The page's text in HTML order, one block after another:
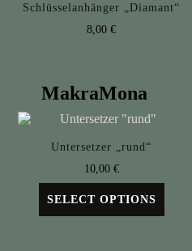
Schlüsselanhänger „Diamant“
8,00€
Untersetzer „rund“
10,00 €
SELECT OPTIONS
MakraMona